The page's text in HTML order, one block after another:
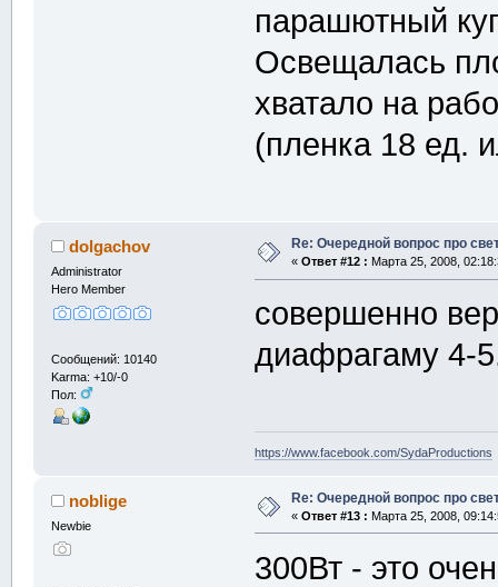
парашютный
Освещалась
хватало на
(пленка 18 ед.
dolgachov
Administrator
Hero Member
Сообщений: 10140
Karma: +10/-0
Пол:
Re: Очередной вопрос про
« Ответ #12 : Марта 25, 2008,
совершенно
диафрагаму 4-
https://www.facebook.com/SydaProductions
noblige
Newbie
Re: Очередной вопрос про
« Ответ #13 : Марта 25, 2008,
300Вт - это